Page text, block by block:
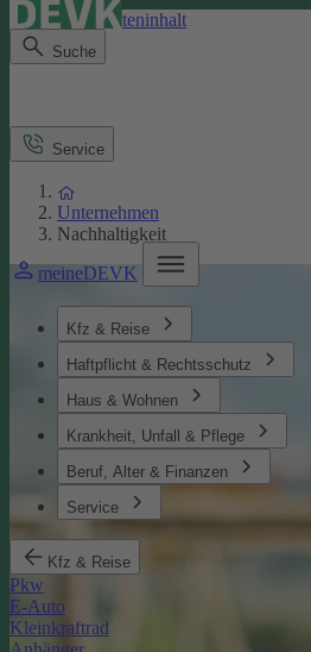
Direkt zum Seiteninhalt
Suche
meineDEVK
Kfz & Reise
Haftpflicht & Rechtsschutz
Haus & Wohnen
Krankheit, Unfall & Pflege
Beruf, Alter & Finanzen
Service
Kfz & Reise
Pkw
E-Auto
Kleinkraftrad
Service
Unternehmen
Nachhaltigkeit